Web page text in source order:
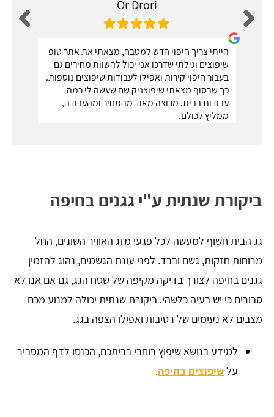
Or Drori
הייתי צריך חיפוי חדש למטבח, מצאתי את אתר טופ
שיפוצים וגילתי שדרכו אני יכול להשוות מחירים גם
בעבור חיפוי קירות ואפילו לעבודות שיפוצים נוספות.
כך שבסוף מצאתי שיפוצניק שם שעשה לי כמה
עבודות בבית. מרוצה מאוד מהמחיר ומהעבודה,
ממליץ לכולם.
ביקורת שנתית ע"י גגנים בחיפה
גג הבית חשוף למעשה לכל פגעי מזג האוויר השונים, החל
מרוחות חזקות, גשם וברד. לפני עונת הגשמים, נהוג להזמין
גגנים בחיפה לצורך בדיקה מקיפה של שטח הגג, גם אם אנו לא
סבורים כי יש בעיה כלשהי. ביקורת שנתית יכולה למנוע מכם
מצבים לא נעימים של רטיבות ואפילו הצפה בגג.
למידע בנושא שיפוץ רוחבי בביתכם, הכנסו לדף המסביר
עלשיפוצים בחיפה.